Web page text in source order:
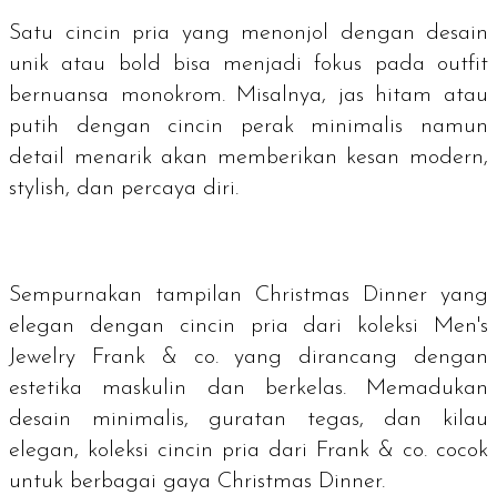
Satu cincin pria yang menonjol dengan desain
unik atau bold bisa menjadi fokus pada outfit
bernuansa monokrom. Misalnya, jas hitam atau
putih dengan cincin perak minimalis namun
detail menarik akan memberikan kesan modern,
stylish, dan percaya diri.
Sempurnakan tampilan Christmas Dinner yang
elegan dengan cincin pria dari koleksi Men's
Jewelry Frank & co. yang dirancang dengan
estetika maskulin dan berkelas. Memadukan
desain minimalis, guratan tegas, dan kilau
elegan, koleksi cincin pria dari Frank & co. cocok
untuk berbagai gaya Christmas Dinner.